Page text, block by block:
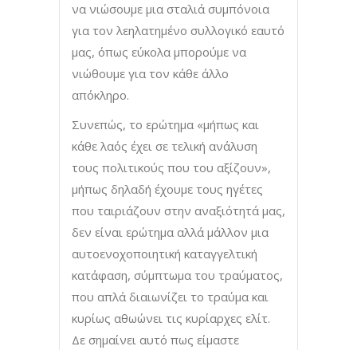
να νιώσουμε μια σταλιά συμπόνοια
για τον λεηλατημένο συλλογικό εαυτό
μας, όπως εύκολα μπορούμε να
νιώθουμε για τον κάθε άλλο
απόκληρο.
Συνεπώς, το ερώτημα «μήπως και
κάθε λαός έχει σε τελική ανάλυση
τους πολιτικούς που του αξίζουν»,
μήπως δηλαδή έχουμε τους ηγέτες
που ταιριάζουν στην αναξιότητά μας,
δεν είναι ερώτημα αλλά μάλλον μια
αυτοενοχοποιητική καταγγελτική
κατάφαση, σύμπτωμα του τραύματος,
που απλά διαιωνίζει το τραύμα και
κυρίως αθωώνει τις κυρίαρχες ελίτ.
Δε σημαίνει αυτό πως είμαστε